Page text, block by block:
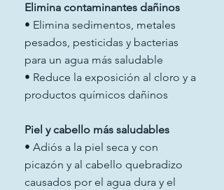
Elimina contaminantes dañinos
• Elimina sedimentos, metales
pesados, pesticidas y bacterias
para un agua más saludable
• Reduce la exposición al cloro y a
productos químicos dañinos
Piel y cabello más saludables
• Adiós a la piel seca y con
picazón y al cabello quebradizo
causados por el agua dura y el